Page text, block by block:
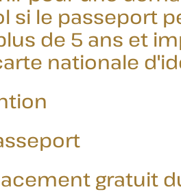
si le passeport
de 5 ans et
nationale
gratuit